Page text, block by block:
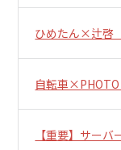
ひめたん×辻啓
自転車×PHOTO
【重要】サー